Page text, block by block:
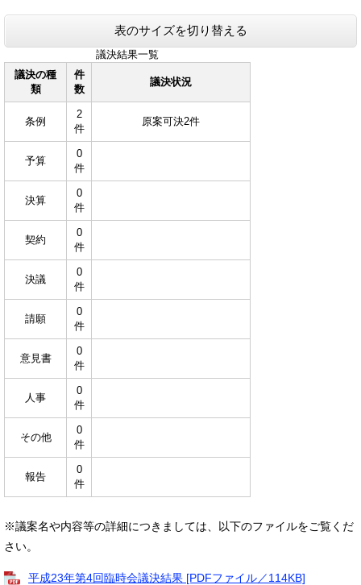
表のサイズを切り替える
議決結果一覧
議決の種
類
件
数
議決状況
条例
2
件
原案可決2件
予算
0
件
決算
0
件
契約
0
件
決議
0
件
請願
0
件
意見書
0
件
人事
0
件
その他
0
件
報告
0
件
※議案名や内容等の詳細につきましては、以下のファイルをご覧くだ
さい。
平成23年第4回臨時会議決結果 [PDFファイル／114KB]